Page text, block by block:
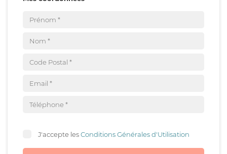
J'accepte lesConditions Générales d'Utilisation